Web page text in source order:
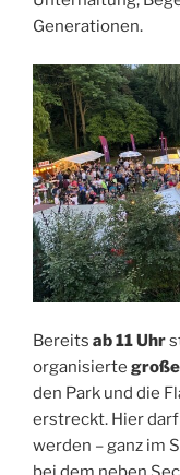
Generationen.
Bereits ab 11 Uhr
organisierte
den Park und die
erstreckt. Hier
werden – ganz im